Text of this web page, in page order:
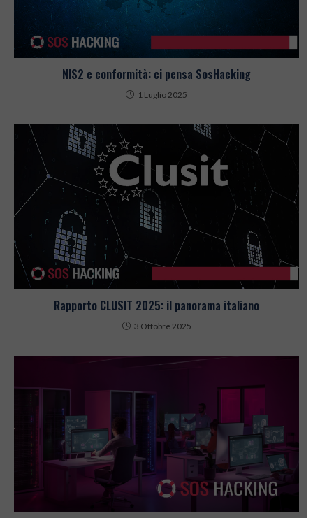
NIS2 e conformità: ci pensa SosHacking
1 Luglio 2025
Rapporto CLUSIT 2025: il panorama italiano
3 Ottobre 2025